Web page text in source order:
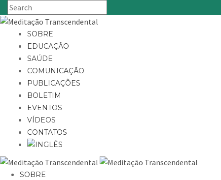
SOBRE
EDUCAÇÃO
SAÚDE
COMUNICAÇÃO
PUBLICAÇÕES
BOLETIM
EVENTOS
VÍDEOS
CONTATOS
SOBRE